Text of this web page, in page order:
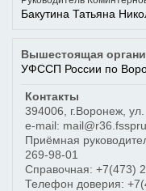
Бакутина Татьяна
Вышестоящая
УФССП России по
Контакты
394006
г.Воронеж
e-mail:
Приёмная
269-98-01
Справочная: +7(473)
Телефон доверия: